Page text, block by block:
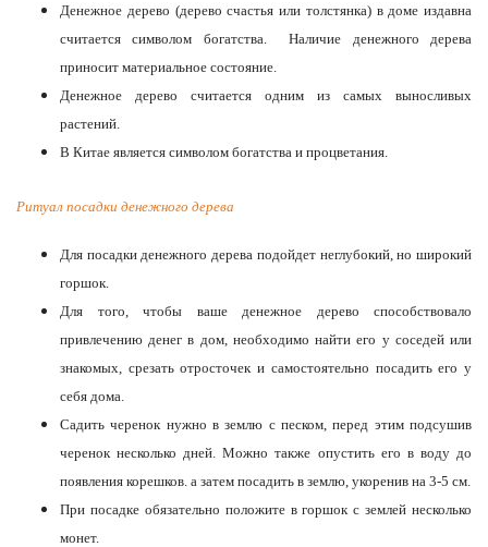
Денежное дерево (дерево счастья или толстянка) в доме издавна
считается символом богатства. Наличие денежного дерева
приносит материальное состояние.
Денежное дерево считается одним из самых выносливых
растений.
В Китае является символом богатства и процветания.
Ритуал посадки денежного дерева
Для посадки денежного дерева подойдет неглубокий, но широкий
горшок.
Для того, чтобы ваше денежное дерево способствовало
привлечению денег в дом, необходимо найти его у соседей или
знакомых, срезать отросточек и самостоятельно посадить его у
себя дома.
Садить черенок нужно в землю с песком, перед этим подсушив
черенок несколько дней. Можно также опустить его в воду до
появления корешков. а затем посадить в землю, укоренив на 3-5 см.
При посадке обязательно положите в горшок с землей несколько
монет.